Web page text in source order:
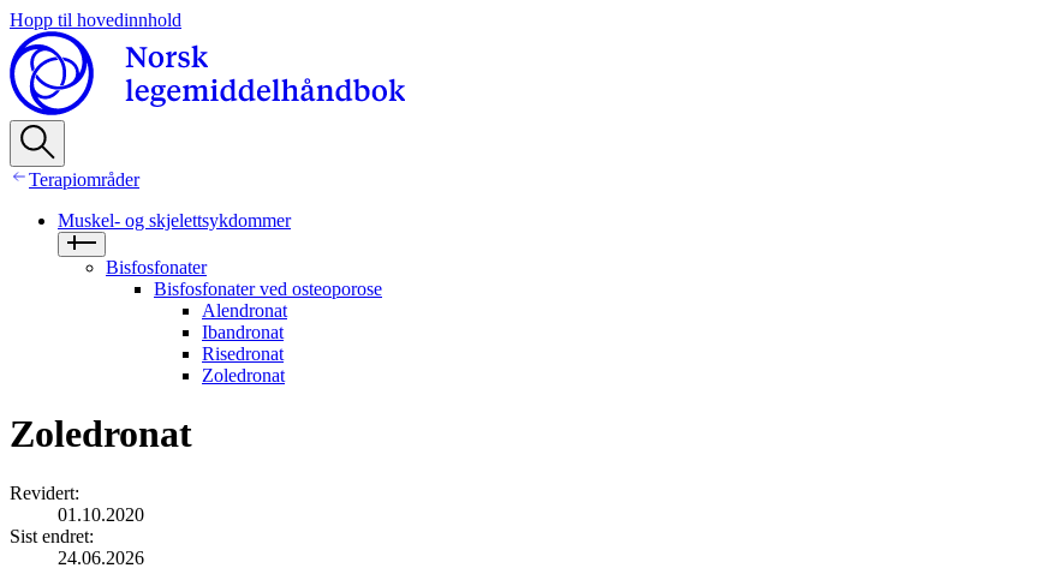
Hopp til hovedinnhold
Terapiområder
Muskel- og skjelettsykdommer
Bisfosfonater
Bisfosfonater ved osteoporose
Alendronat
Ibandronat
Risedronat
Zoledronat
Zoledronat
Revidert:
01.10.2020
Sist endret:
24.06.2026